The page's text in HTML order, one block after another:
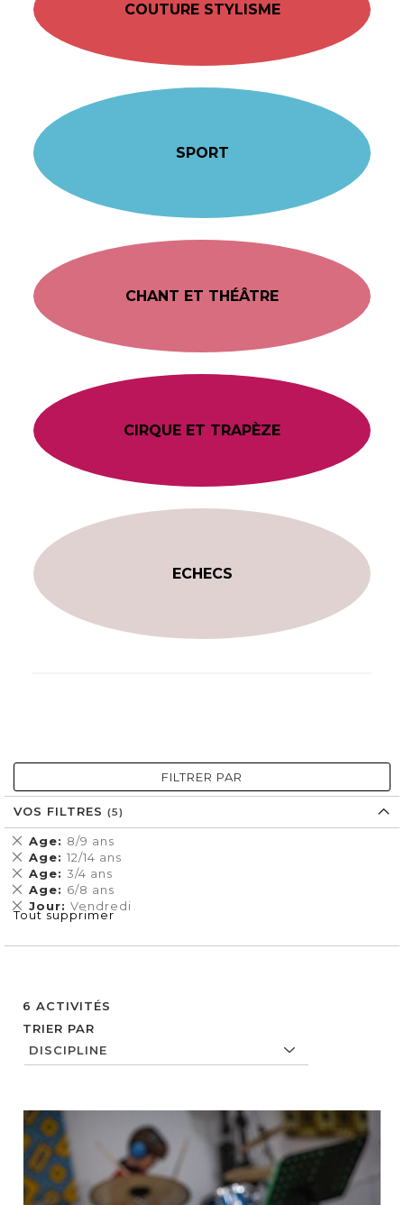
COUTURE STYLISME
SPORT
CHANT ET THÉÂTRE
CIRQUE ET TRAPÈZE
ECHECS
6 ACTIVITÉS
TRIER PAR
FILTRER PAR
VOS FILTRES
Age 8/9 ans
Supprimer
cet
Élément
Age 12/14 ans
Supprimer
cet
Élément
Age 3/4 ans
Supprimer
cet
Élément
Age 6/8 ans
Supprimer
cet
Élément
Jour Vendredi
Supprimer
cet
Tout supprimer